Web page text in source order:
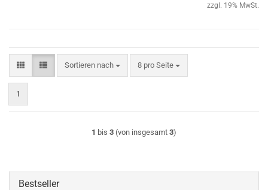
zzgl. 19% MwSt.
Sortieren nach
Sortieren nach 8 pro Seite
pro Seite
1
1 bis 3 (von insgesamt 3)
Bestseller